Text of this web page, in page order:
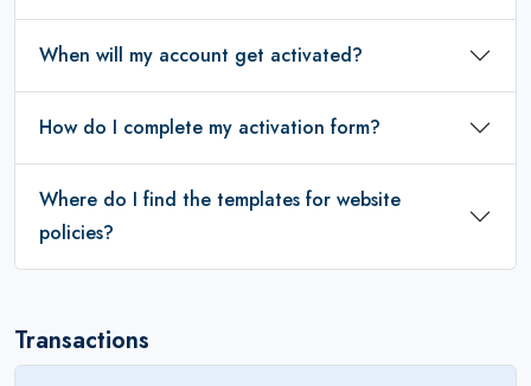
When will my account get activated?
How do I complete my activation form?
Where do I find the templates for website
policies?
Transactions